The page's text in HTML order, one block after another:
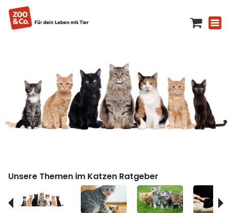
Unsere Themen im Katzen Ratgeber